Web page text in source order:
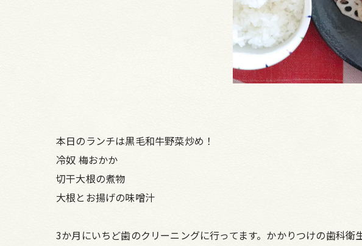
本日のランチは黒毛和牛野菜炒め！
冷奴 梅おかか
切干大根の煮物
大根とお揚げの味噌汁
3か月にいちど歯のクリーニングに行ってます。かかりつけの歯科